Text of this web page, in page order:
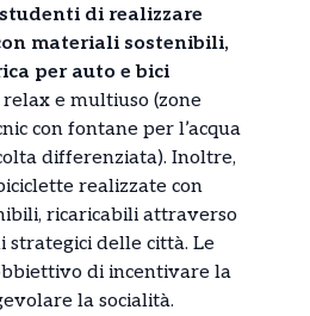
di realizzare
materiali sostenibili,
per auto e bici
relax e multiuso (zone
con fontane per l’acqua
differenziata). Inoltre,
realizzate con
ricaricabili attraverso
strategici delle città. Le
di incentivare la
la socialità.